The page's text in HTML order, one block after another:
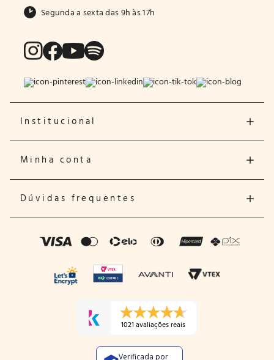
Segunda a sexta das 9h às 17h
Institucional
Minha conta
Dúvidas frequentes
1021 avaliações reais
Verificada por